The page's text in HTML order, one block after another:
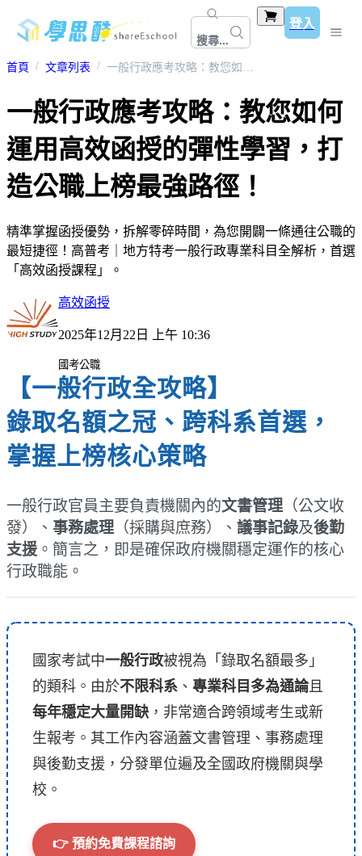
搜尋...
登入
首頁 文章列表 一般行政應考攻略：教您如何運用高效函授的彈性學習，打造公職上榜最強路徑！
一般行政應考攻略：教您如何
運用高效函授的彈性學習，打
造公職上榜最強路徑！
精準掌握函授優勢，拆解零碎時間，為您開闢一條通往公職的
最短捷徑！高普考｜地方特考一般行政專業科目全解析，首選
「高效函授課程」。
高效函授
2025年12月22日 上午 10:36
國考公職
【一般行政全攻略】
錄取名額之冠、跨科系首選，
掌握上榜核心策略
一般行政官員主要負責機關內的文書管理 （公文收
發）、 事務處理 （採購與庶務）、 議事記錄及後勤
支援 。簡言之，即是確保政府機關穩定運作的核心
行政職能。
國家考試中一般行政被視為「錄取名額最多」
的類科。由於不限科系 、 專業科目多為通論且
每年穩定大量開缺 ，非常適合跨領域考生或新
生報考。其工作內容涵蓋文書管理、事務處理
與後勤支援，分發單位遍及全國政府機關與學
校。
👉 預約免費課程諮詢